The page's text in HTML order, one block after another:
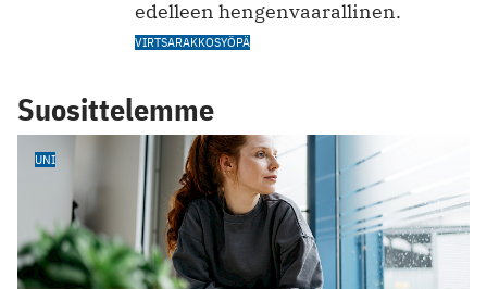
edelleen hengenvaarallinen.
VIRTSARAKKOSYÖPÄ
Suosittelemme
UNI